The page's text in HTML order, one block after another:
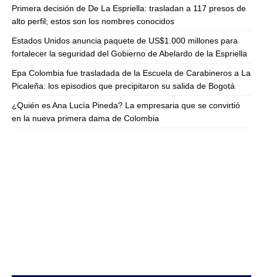
Primera decisión de De La Espriella: trasladan a 117 presos de
alto perfil; estos son los nombres conocidos
Estados Unidos anuncia paquete de US$1.000 millones para
fortalecer la seguridad del Gobierno de Abelardo de la Espriella
Epa Colombia fue trasladada de la Escuela de Carabineros a La
Picaleña: los episodios que precipitaron su salida de Bogotá
¿Quién es Ana Lucía Pineda? La empresaria que se convirtió
en la nueva primera dama de Colombia